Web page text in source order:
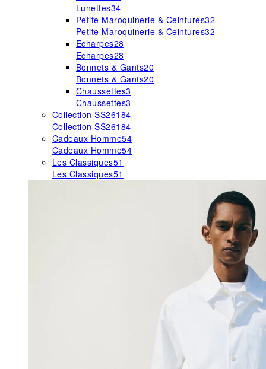
Lunettes34
Petite Maroquinerie & Ceintures32
Petite Maroquinerie & Ceintures32
Echarpes28
Echarpes28
Bonnets & Gants20
Bonnets & Gants20
Chaussettes3
Chaussettes3
Collection SS26184
Collection SS26184
Cadeaux Homme54
Cadeaux Homme54
Les Classiques51
Les Classiques51